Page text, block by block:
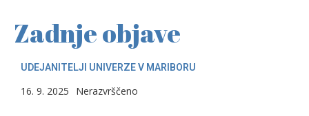
Zadnje objave
UDEJANITELJI UNIVERZE V MARIBORU
16. 9. 2025 Nerazvrščeno